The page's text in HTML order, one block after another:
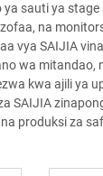
sauti ya
na
vya SAIJIA
wa mitandao,
kwa ajili ya
SAIJIA
produksi za